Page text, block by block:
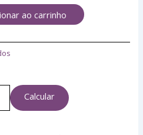
ao carrinho
Calcular